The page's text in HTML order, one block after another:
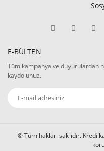
E-BÜLTEN
Tüm kampanya ve duyurulardan
kaydolunuz.
© Tüm hakları saklıdır. Kredi